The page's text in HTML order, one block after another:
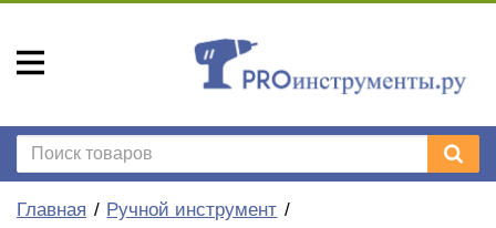
Главная Ручной инструмент